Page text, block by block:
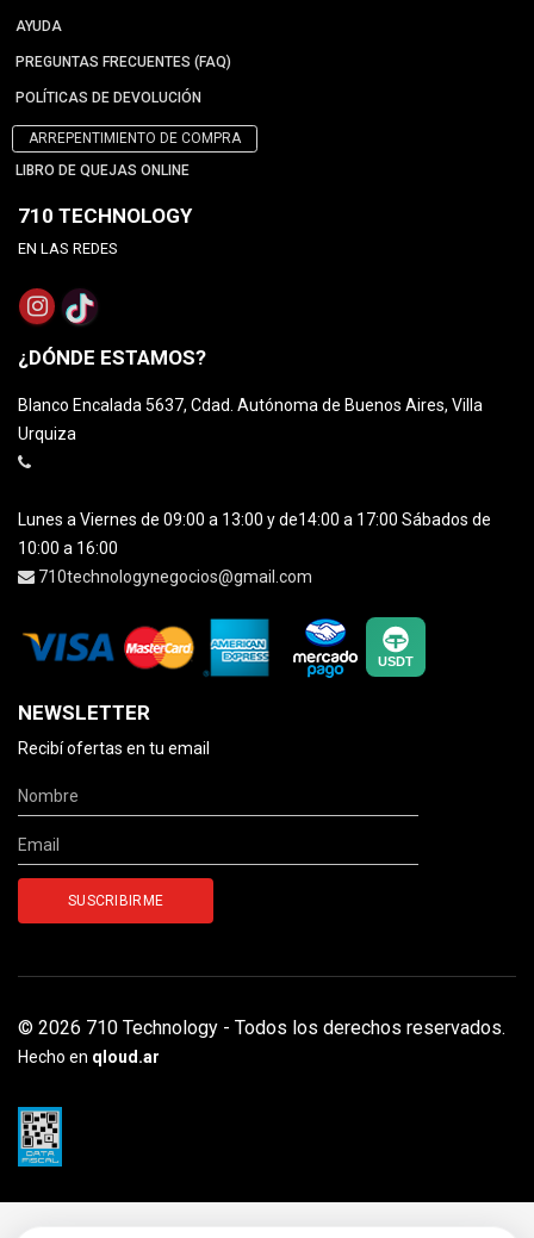
AYUDA
PREGUNTAS FRECUENTES (FAQ)
POLÍTICAS DE DEVOLUCIÓN
ARREPENTIMIENTO DE COMPRA
LIBRO DE QUEJAS ONLINE
710 TECHNOLOGY
EN LAS REDES
¿DÓNDE ESTAMOS?
Blanco Encalada 5637, Cdad. Autónoma de Buenos Aires, Villa
Urquiza
Lunes a Viernes de 09:00 a 13:00 y de14:00 a 17:00 Sábados de
10:00 a 16:00
710technologynegocios@gmail.com
NEWSLETTER
Recibí ofertas en tu email
© 2026 710 Technology - Todos los derechos reservados.
Hecho en qloud.ar